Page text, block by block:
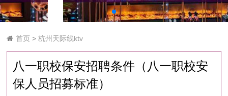
首页 >杭州天际线ktv
八一职校保安招聘条件（八一职校安
保人员招募标准）